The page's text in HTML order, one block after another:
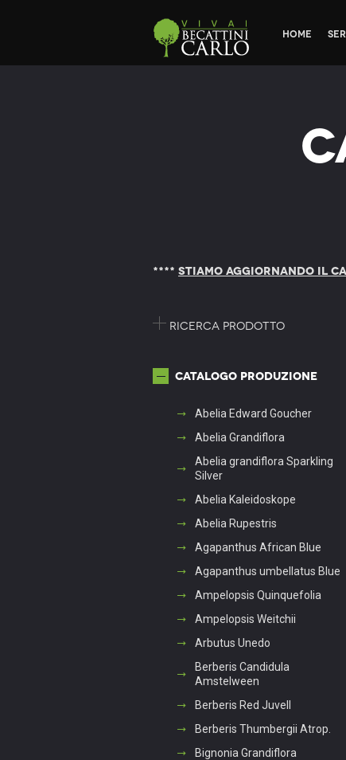
Home
**** STIAMO AGGIORNANDO IL
Ricerca prodotto
Catalogo produzione
Abelia Edward Goucher
Abelia Grandiflora
Abelia grandiflora Sparkling
Silver
Abelia Kaleidoskope
Abelia Rupestris
Agapanthus African Blue
Agapanthus umbellatus Blue
Ampelopsis Quinquefolia
Ampelopsis Weitchii
Arbutus Unedo
Berberis Candidula
Amstelween
Berberis Red Juvell
Berberis Thumbergii Atrop.
Bignonia Grandiflora